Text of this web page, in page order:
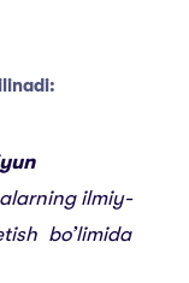
ilmiy-
bo’limida